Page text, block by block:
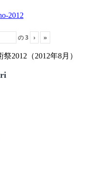
の3 › »
祭2012（2012年8月）